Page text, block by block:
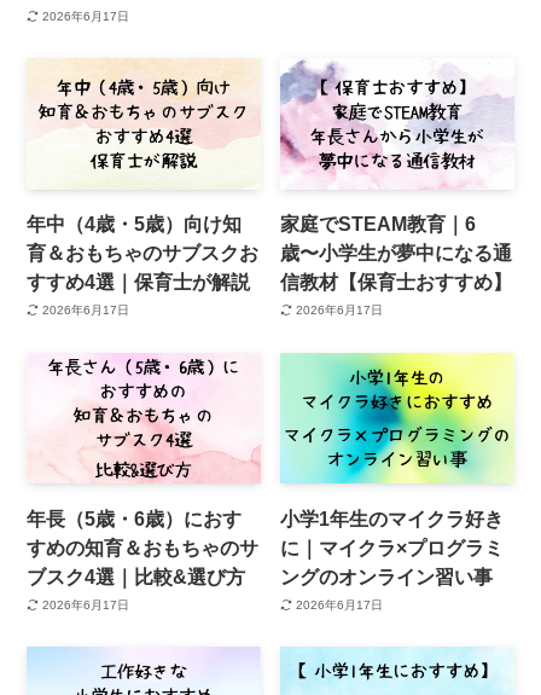
2026年6月17日
年中（4歳・5歳）向け知
育＆おもちゃのサブスクお
すすめ4選｜保育士が解説
2026年6月17日
家庭でSTEAM教育｜6
歳〜小学生が夢中になる通
信教材【保育士おすすめ】
2026年6月17日
年長（5歳・6歳）におす
すめの知育＆おもちゃのサ
ブスク4選｜比較&選び方
2026年6月17日
小学1年生のマイクラ好き
に｜マイクラ×プログラミ
ングのオンライン習い事
2026年6月17日